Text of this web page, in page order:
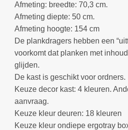
Afmeting: breedte: 70,3 cm.
Afmeting diepte: 50 cm.
Afmeting hoogte: 154 cm
De plankdragers hebben een
voorkomt dat planken met
glijden.
De kast is geschikt voor ordners.
Keuze decor kast: 4 kleuren.
aanvraag.
Keuze kleur deuren: 18 kleuren
Keuze kleur ondiepe ergotray